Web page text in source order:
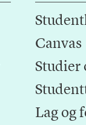
Canvas
Studier
Lag og